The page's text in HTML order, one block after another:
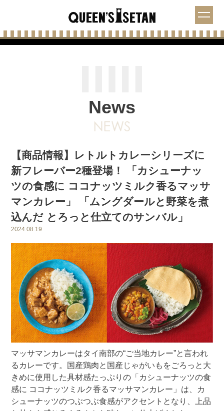
News
【商品情報】レトルトカレーシリーズに
新フレーバー2種登場！ 「カシューナッ
ツの食感に ココナッツミルク香るマッサ
マンカレー」 「ムングダールと野菜を煮
込んだ とろっと仕立てのサンバル」
2024.08.19
マッサマンカレーはタイ南部の“ご当地カレー”と言われ
るカレーです。国産鶏肉と国産じゃがいもをごろっと大
きめに使用した具材感たっぷりの「カシューナッツの食
感に ココナッツミルク香るマッサマンカレー」は、カ
シューナッツのつぶつぶ食感がアクセントとなり、上品